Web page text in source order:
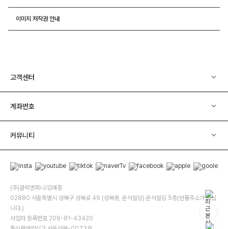
이미지 저작권 안내
고객센터
계좌번호
커뮤니티
(주)클릭앤퍼니/김예중
02880 서울특별시 성북구 성북로 49 (성북동, 운석빌딩) 운석빌딩 5층(반품주소가 아닙
니다.)
사업자 등록번호 209-81-43420